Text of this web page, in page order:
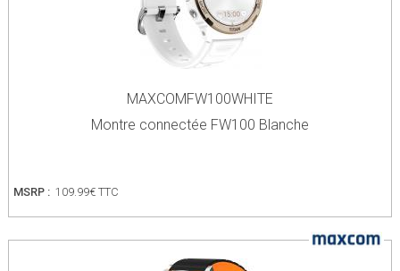
MAXCOMFW100WHITE
Montre connectée FW100 Blanche
MSRP : 109.99€ TTC